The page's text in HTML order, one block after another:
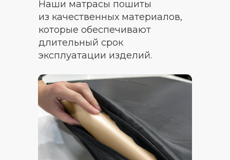
Наши матрасы пошиты
из качественных материалов,
которые обеспечивают
длительный срок
эксплуатации изделий.